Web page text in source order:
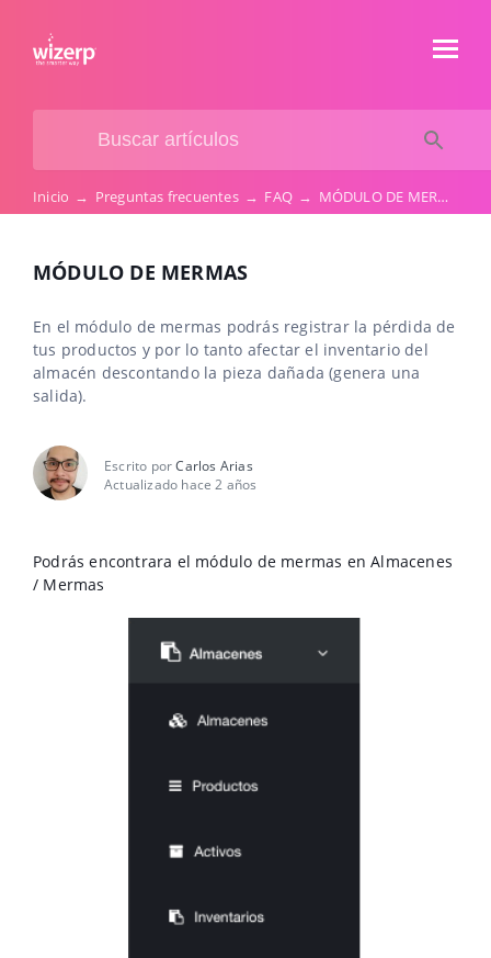
Inicio → Preguntas frecuentes → FAQ → MÓDULO DE MERMAS
MÓDULO DE MERMAS
En el módulo de mermas podrás registrar la pérdida de
tus productos y por lo tanto afectar el inventario del
almacén descontando la pieza dañada (genera una
salida).
Escrito porCarlos Arias
Actualizado hace 2 años
Podrás encontrara el módulo de mermas en Almacenes
/ Mermas